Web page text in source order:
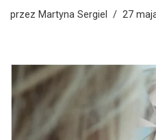
przez Martyna Sergiel 27